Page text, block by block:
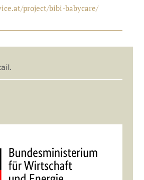
project/bibi-babycare/